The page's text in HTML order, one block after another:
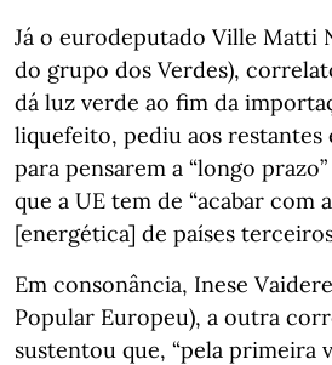
Já o eurodeputado Ville Matti
do grupo dos Verdes),
dá luz verde ao fim da
liquefeito, pediu aos restantes
para pensarem a “longo
que a UE tem de “acabar com
[energética] de países
Em consonância, Inese
Popular Europeu), a outra
sustentou que, “pela primeira